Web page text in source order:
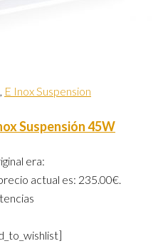
E Inox Suspension
Suspensión 45W
era:
actual es: 235.00€.